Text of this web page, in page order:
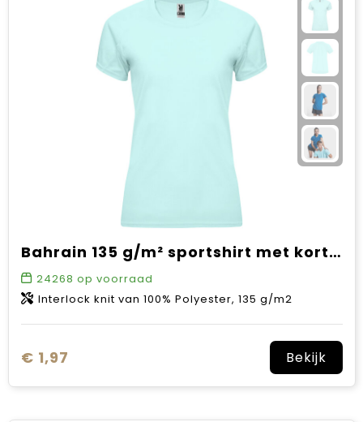
Bahrain 135 g/m² sportshirt met korte mouwen voor dames
24268 op voorraad
Interlock knit van 100% Polyester, 135 g/m2
€ 1,97 Bekijk